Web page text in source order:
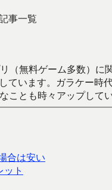
事一覧
（無料ゲーム多数）
ています。ガラケー
とも時々アップしてい
合は安い
ト